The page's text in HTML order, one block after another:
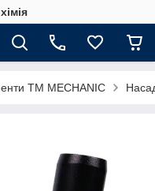
TM MECHANIC